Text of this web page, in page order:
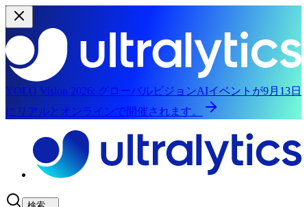
YOLO Vision 2026: グローバルビジョンAIイベントが9月13日
にリアルとオンラインで開催されます。